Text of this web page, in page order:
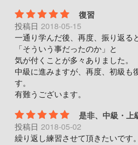
復習
投稿日 2018-05-15
一通り学んだ後、再度、振り返ると
「そういう事だったのか」と
気が付くことが多々ありました。
中級に進みますが、再度、初級も
す。
有難うございます。
是非、中級・上
投稿日 2018-05-02
繰り返し練習させて頂きたいです。